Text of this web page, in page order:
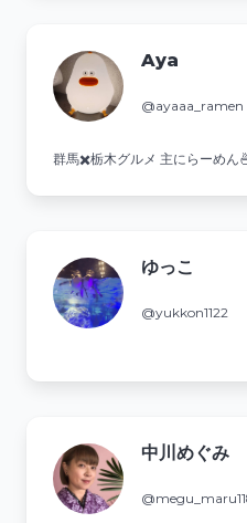
Aya
@ayaaa_ramen
群馬✖️栃木グルメ 主にらーめん
ゆっこ
@yukkon1122
中川めぐみ